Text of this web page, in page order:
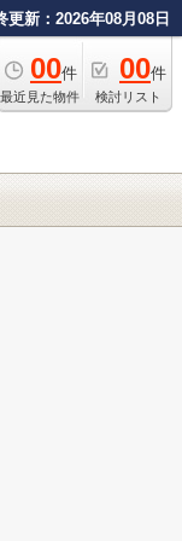
更新：2026年08月08日
00件
最近見た物件
00件
検討リスト